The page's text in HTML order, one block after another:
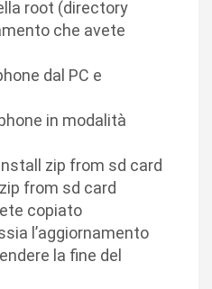
root (directory
che avete
dal PC e
in modalità
zip from sd card
from sd card
copiato
l’aggiornamento
la fine del